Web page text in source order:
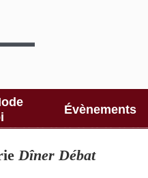
Évènements
Dîner Débat